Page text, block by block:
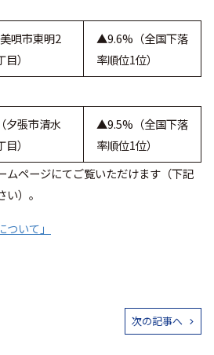
唄市東明2
）
▲9.6%（全国下落
率順位1位）
夕張市清水
）
▲9.5%（全国下落
率順位1位）
ムページにてご覧いただけます（下記
）。
いて」
次の記事へ